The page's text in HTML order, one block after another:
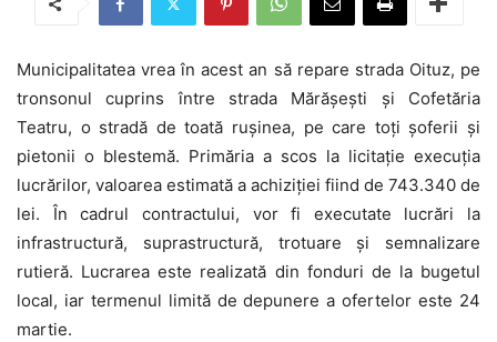
Municipalitatea vrea în acest an să repare strada Oituz, pe
tronsonul cuprins între strada Mărășești și Cofetăria
Teatru, o stradă de toată rușinea, pe care toți șoferii și
pietonii o blestemă. Primăria a scos la licitație execuția
lucrărilor, valoarea estimată a achiziției fiind de 743.340 de
lei. În cadrul contractului, vor fi executate lucrări la
infrastructură, suprastructură, trotuare și semnalizare
rutieră. Lucrarea este realizată din fonduri de la bugetul
local, iar termenul limită de depunere a ofertelor este 24
martie.